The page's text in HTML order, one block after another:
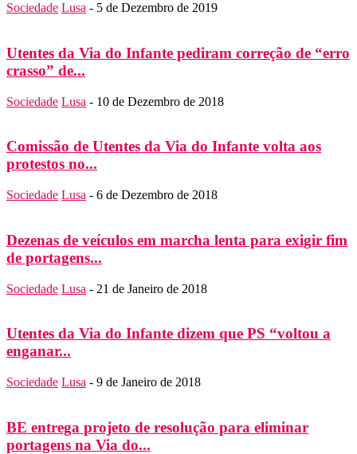
Sociedade Lusa - 5 de Dezembro de 2019
Utentes da Via do Infante pediram correção de “erro
crasso” de...
Sociedade Lusa - 10 de Dezembro de 2018
Comissão de Utentes da Via do Infante volta aos
protestos no...
Sociedade Lusa - 6 de Dezembro de 2018
Dezenas de veículos em marcha lenta para exigir fim
de portagens...
Sociedade Lusa - 21 de Janeiro de 2018
Utentes da Via do Infante dizem que PS “voltou a
enganar...
Sociedade Lusa - 9 de Janeiro de 2018
BE entrega projeto de resolução para eliminar
portagens na Via do...